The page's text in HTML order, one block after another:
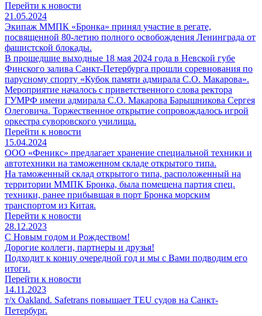
Перейти к новости
21.05.2024
Экипаж ММПК «Бронка» принял участие в регате,
посвященной 80-летию полного освобождения Ленинграда от
фашистской блокады.
В прошедшие выходные 18 мая 2024 года в Невской губе
Финского залива Санкт-Петербурга прошли соревнования по
парусному спорту «Кубок памяти адмирала С.О. Макарова».
Мероприятие началось с приветственного слова ректора
ГУМРФ имени адмирала С.О. Макарова Барышникова Сергея
Олеговича. Торжественное открытие сопровождалось игрой
оркестра суворовского училища.
Перейти к новости
15.04.2024
ООО «Феникс» предлагает хранение специальной техники и
автотехники на таможенном складе открытого типа.
На таможенный склад открытого типа, расположенный на
территории ММПК Бронка, была помещена партия спец.
техники, ранее прибывшая в порт Бронка морским
транспортом из Китая.
Перейти к новости
28.12.2023
С Новым годом и Рождеством!
Дорогие коллеги, партнеры и друзья!
Подходит к концу очередной год и мы с Вами подводим его
итоги.
Перейти к новости
14.11.2023
т/x Oakland. Safetrans повышает TEU судов на Санкт-
Петербург.